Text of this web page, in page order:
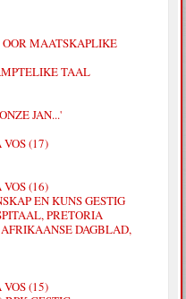
OOR MAATSKAPLIKE
TAAL
JAN...'
(17)
(16)
EN KUNS GESTIG
PRETORIA
DAGBLAD,
(15)